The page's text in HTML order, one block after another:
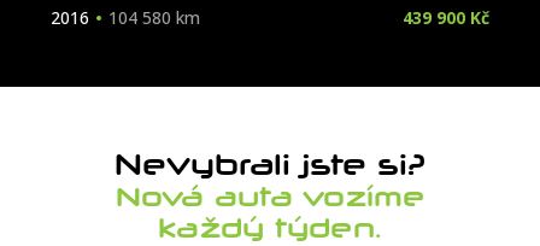
2016 104 580 km 439 900 Kč
Nevybrali jste si?
Nová auta vozíme
každý týden.